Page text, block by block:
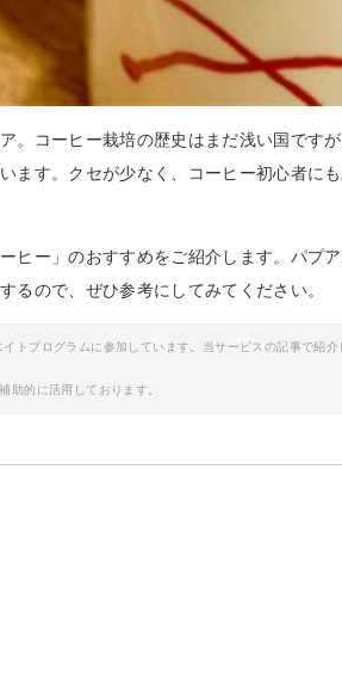
。コーヒー栽培の歴史はまだ浅い国です
ます。クセが少なく、コーヒー初心者に
ヒー」のおすすめをご紹介します。パプ
るので、ぜひ参考にしてみてください。
トプログラムに参加しています。当サービスの記事で紹介
助的に活用しております。